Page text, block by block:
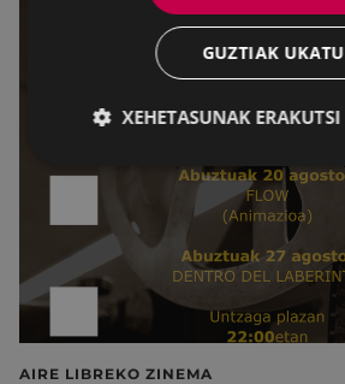
AIRE LIBREKO ZINEMA
GUZTIAK UKATU
XEHETASUNAK ERAKUTSI